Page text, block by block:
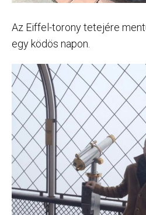
Az Eiffel-torony tetejére
egy ködös napon.